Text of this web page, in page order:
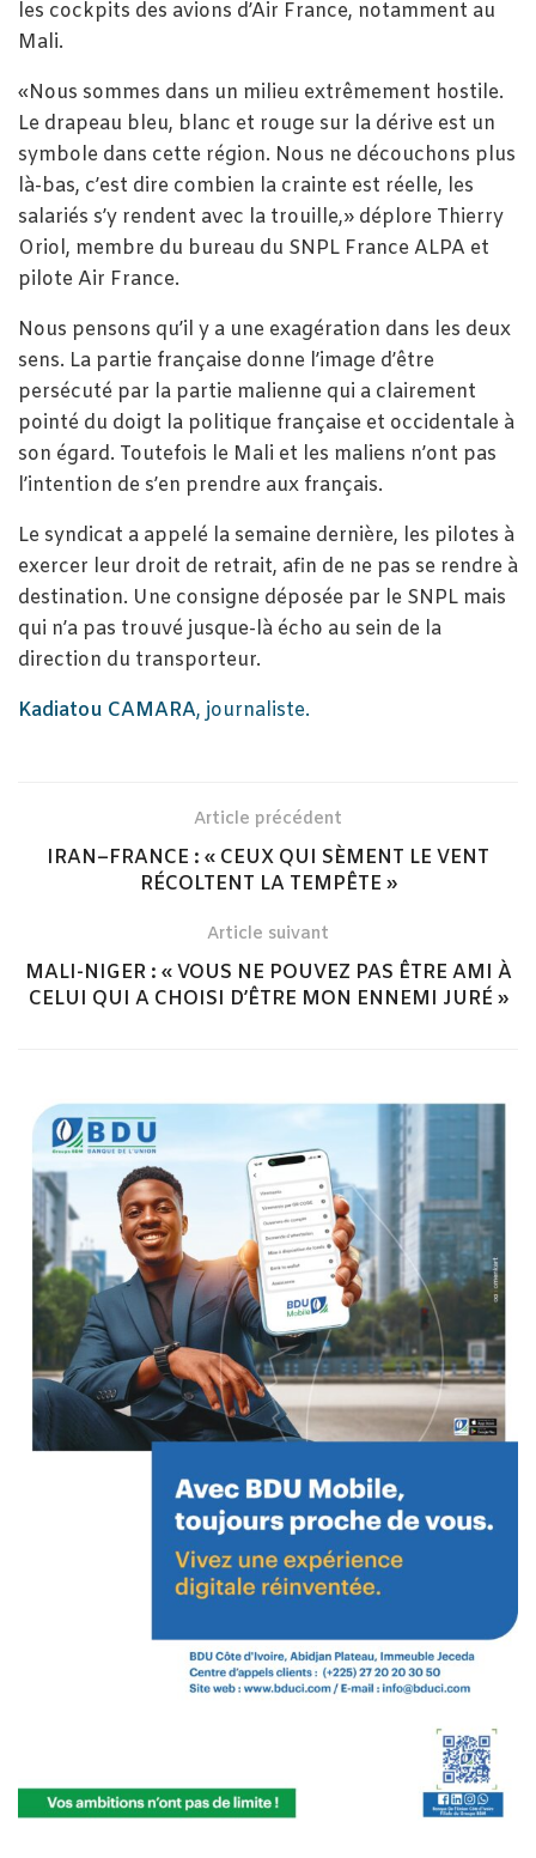
les cockpits des avions d’Air France, notamment au
Mali.
«Nous sommes dans un milieu extrêmement hostile.
Le drapeau bleu, blanc et rouge sur la dérive est un
symbole dans cette région. Nous ne découchons plus
là-bas, c’est dire combien la crainte est réelle, les
salariés s’y rendent avec la trouille,» déplore Thierry
Oriol, membre du bureau du SNPL France ALPA et
pilote Air France.
Nous pensons qu’il y a une exagération dans les deux
sens. La partie française donne l’image d’être
persécuté par la partie malienne qui a clairement
pointé du doigt la politique française et occidentale à
son égard. Toutefois le Mali et les maliens n’ont pas
l’intention de s’en prendre aux français.
Le syndicat a appelé la semaine dernière, les pilotes à
exercer leur droit de retrait, afin de ne pas se rendre à
destination. Une consigne déposée par le SNPL mais
qui n’a pas trouvé jusque-là écho au sein de la
direction du transporteur.
Kadiatou CAMARA, journaliste.
Article précédent
IRAN–FRANCE : « CEUX QUI SÈMENT LE VENT
RÉCOLTENT LA TEMPÊTE »
Article suivant
MALI-NIGER : « VOUS NE POUVEZ PAS ÊTRE AMI À
CELUI QUI A CHOISI D’ÊTRE MON ENNEMI JURÉ »